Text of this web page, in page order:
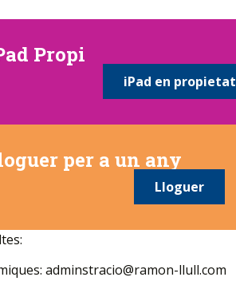
Propi
iPad en propietat
per a un any
Lloguer
adminstracio@ramon-llull.com